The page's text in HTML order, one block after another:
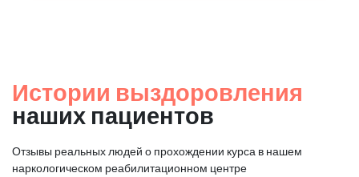
Истории выздоровления
наших пациентов
Отзывы реальных людей о прохождении курса в нашем
наркологическом реабилитационном центре